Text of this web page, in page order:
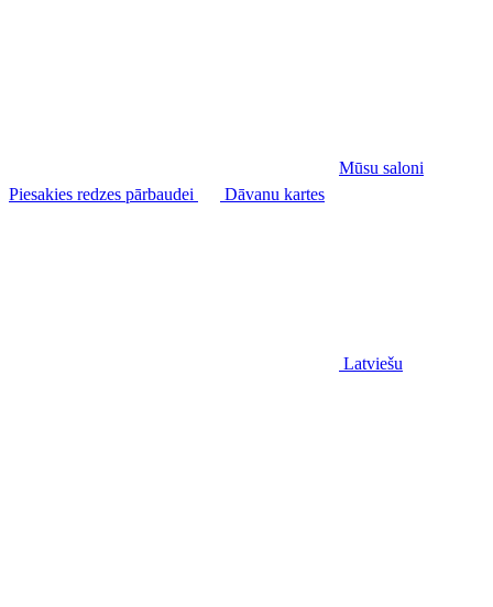
Mūsu saloni
Piesakies redzes pārbaudei
Dāvanu kartes
Latviešu